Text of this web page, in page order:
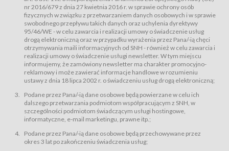
Regulamin – niniejszy regulamin.
§ 2
Postanowienia ogólne
Regulamin określa zasady:
świadczenia Usługobiorcom Usług przez Usługodawcę, z
zastrzeżeniem usług, o których mowa w ust. 2 pkt. 4 i 5 poniżej, których
zasady świadczenia precyzują odrębne regulaminy,
przetwarzania przez Usługodawcę danych osobowych Usługobiorców
będących osobami fizycznymi.
świadczy Usługi drogą elektroniczną w rozumieniu ustawy z dnia 18 lipca
2002 r. o świadczeniu usług drogą elektroniczną (Dz.U. z 2002 r., Nr 144, poz.
1204, z późń. zm.). Usługi świadczone są nieodpłatnie.
usługę przeglądania i odczytywania przez Usługobiorców materiałów
zamieszczanych w Serwisie,
usługę utrzymywania konta użytkownika w Serwisie,
usługę newsletter,
nr 2016/679 z dnia 27 kwietnia 2016 r. w sprawie ochrony osób
fizycznych w związku z przetwarzaniem danych osobowych i w sprawie
swobodnego przepływu takich danych oraz uchylenia dyrektywy
95/46/WE - w celu zawarcia i realizacji umowy o świadczenie usług
drogą elektroniczną oraz w przypadku wyrażenia przez Pana/-ią chęci
otrzymywania maili informacyjnych od SNH - również w celu zawarcia i
realizacji umowy o świadczenie usługi newsletter. W tym miejscu
informujemy, że zamówiony newsletter ma charakter promocyjno-
reklamowy i może zawierać informacje handlowe w rozumieniu
ustawy z dnia 18 lipca 2002 r. o świadczeniu usług drogą elektroniczną;
Podane przez Pana/-ią dane osobowe będą powierzane w celu ich
dalszego przetwarzania podmiotom współpracującym z SNH, w
szczególności podmiotom świadczącym usługi hostingowe,
informatyczne, e-mail marketingu, prawne itp.;
Podane przez Pana/-ią dane osobowe będą przechowywane przez
okres 3 lat po zakończeniu świadczenia usług;